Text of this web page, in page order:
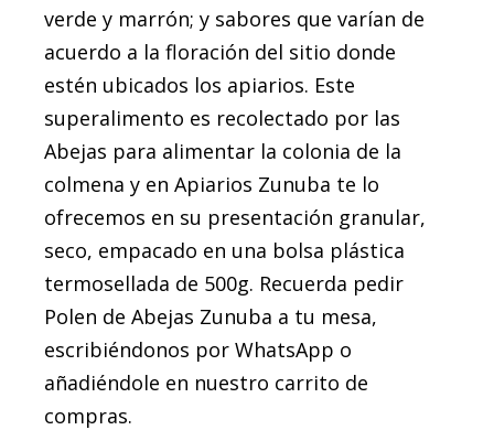
verde y marrón; y sabores que varían de
acuerdo a la floración del sitio donde
estén ubicados los apiarios. Este
superalimento es recolectado por las
Abejas para alimentar la colonia de la
colmena y en Apiarios Zunuba te lo
ofrecemos en su presentación granular,
seco, empacado en una bolsa plástica
termosellada de 500g. Recuerda pedir
Polen de Abejas Zunuba a tu mesa,
escribiéndonos por WhatsApp o
añadiéndole en nuestro carrito de
compras.